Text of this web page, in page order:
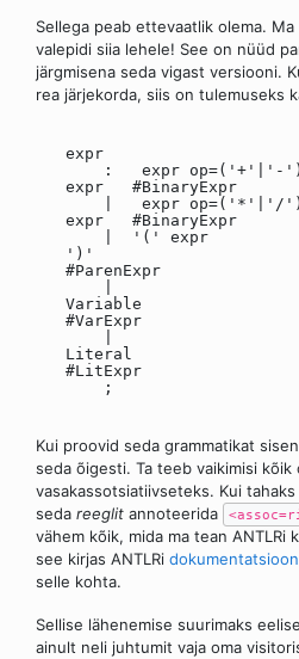
Sellega peab ettevaatlik olema.
valepidi siia lehele! See on nüüd
järgmisena seda vigast versiooni.
rea järjekorda, siis on tulemuseks
expr
: expr op=('+'|'-')
expr #BinaryExpr
| expr op=('*'|'/')
expr #BinaryExpr
| '(' expr
')'
#ParenExpr
Variable
#VarExpr
Literal
#LitExpr
;
Kui proovid seda grammatikat
seda õigesti. Ta teeb vaikimisi kõik
vasakassotsiatiivseteks. Kui
seda reeglit annoteerida
vähem kõik, mida ma tean ANTLRi
see kirjas ANTLRi
selle kohta.
Sellise lähenemise suurimaks
ainult neli juhtumit vaja oma